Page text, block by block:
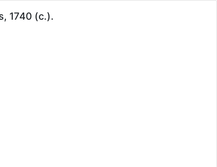
1740 (c.).